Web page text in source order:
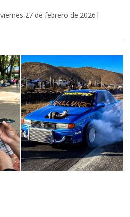
viernes 27 de febrero de 2026